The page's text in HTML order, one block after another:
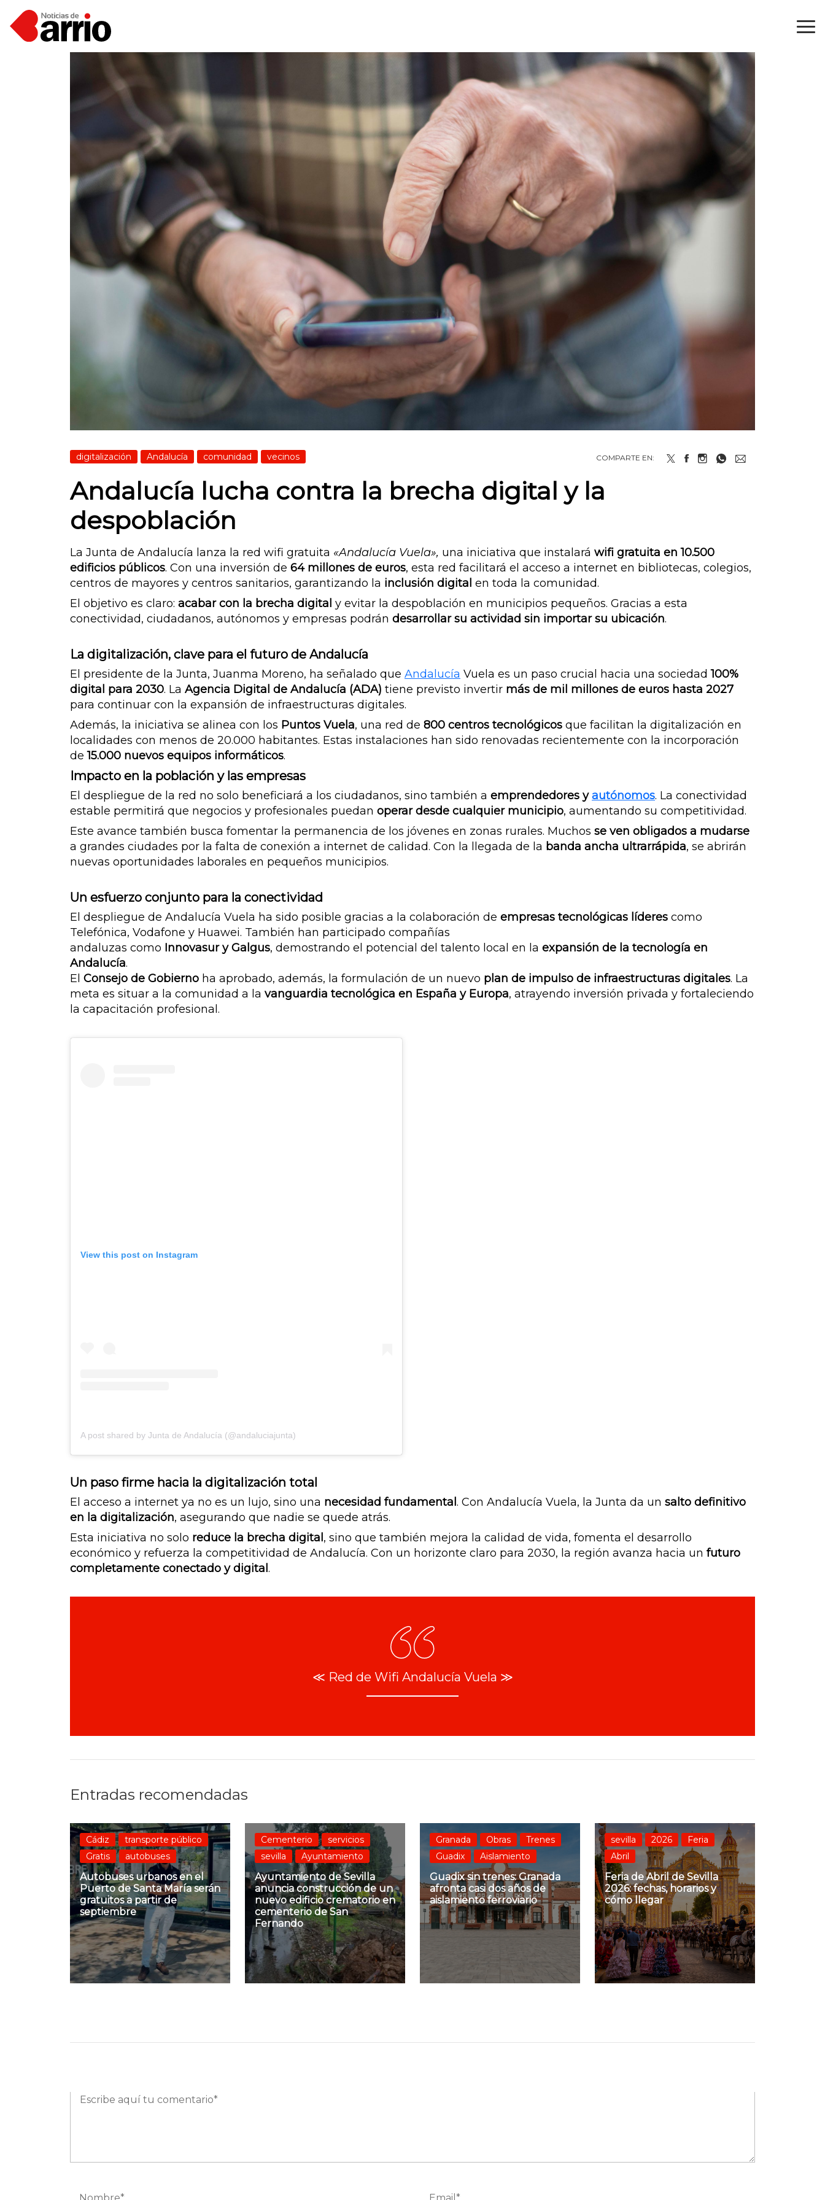
digitalización Andalucía comunidad vecinos COMPARTE EN:
Andalucía lucha contra la brecha digital y la
despoblación
La Junta de Andalucía lanza la red wifi gratuita «Andalucía Vuela», una iniciativa que instalará wifi gratuita en 10.500
edificios públicos. Con una inversión de 64 millones de euros, esta red facilitará el acceso a internet en bibliotecas, colegios,
centros de mayores y centros sanitarios, garantizando la inclusión digital en toda la comunidad.
El objetivo es claro: acabar con la brecha digital y evitar la despoblación en municipios pequeños. Gracias a esta
conectividad, ciudadanos, autónomos y empresas podrán desarrollar su actividad sin importar su ubicación.
La digitalización, clave para el futuro de Andalucía
El presidente de la Junta, Juanma Moreno, ha señalado que Andalucía Vuela es un paso crucial hacia una sociedad100%
digital para 2030. La Agencia Digital de Andalucía (ADA) tiene previsto invertir más de mil millones de euros hasta 2027
para continuar con la expansión de infraestructuras digitales.
Además, la iniciativa se alinea con los Puntos Vuela, una red de 800 centros tecnológicos que facilitan la digitalización en
localidades con menos de 20.000 habitantes. Estas instalaciones han sido renovadas recientemente con la incorporación
de15.000 nuevos equipos informáticos.
Impacto en la población y las empresas
El despliegue de la red no solo beneficiará a los ciudadanos, sino también a emprendedores yautónomos. La conectividad
estable permitirá que negocios y profesionales puedan operar desde cualquier municipio, aumentando su competitividad.
Este avance también busca fomentar la permanencia de los jóvenes en zonas rurales. Muchos se ven obligados a mudarse
a grandes ciudades por la falta de conexión a internet de calidad. Con la llegada de la banda ancha ultrarrápida, se abrirán
nuevas oportunidades laborales en pequeños municipios.
Un esfuerzo conjunto para la conectividad
El despliegue de Andalucía Vuela ha sido posible gracias a la colaboración de empresas tecnológicas líderes como
Telefónica, Vodafone y Huawei. También han participado compañías
andaluzas como Innovasur y Galgus, demostrando el potencial del talento local en la expansión de la tecnología en
Andalucía.
El Consejo de Gobierno ha aprobado, además, la formulación de un nuevo plan de impulso de infraestructuras digitales. La
meta es situar a la comunidad a la vanguardia tecnológica en España y Europa, atrayendo inversión privada y fortaleciendo
la capacitación profesional.
View this post on Instagram
A post shared by Junta de Andalucía (@andaluciajunta)
Un paso firme hacia la digitalización total
El acceso a internet ya no es un lujo, sino una necesidad fundamental . Con Andalucía Vuela, la Junta da un salto definitivo
en la digitalización, asegurando que nadie se quede atrás.
Esta iniciativa no solo reduce la brecha digital , sino que también mejora la calidad de vida, fomenta el desarrollo
económico y refuerza la competitividad de Andalucía. Con un horizonte claro para 2030, la región avanza hacia un futuro
completamente conectado y digital .
≪ Red de Wifi Andalucía Vuela ≫
Entradas recomendadas
Cádiz
transporte público
Gratis
autobuses
Autobuses urbanos en el
Puerto de Santa María serán
gratuitos a partir de
septiembre
Cementerio
servicios
sevilla
Ayuntamiento
Ayuntamiento de Sevilla
anuncia construcción de un
nuevo edificio crematorio en
cementerio de San
Fernando
Granada Obras
Trenes
Guadix
Aislamiento
Guadix sin trenes: Granada
afronta casi dos años de
aislamiento ferroviario
sevilla 2026
Feria
Abril
Feria de Abril de Sevilla
2026: fechas, horarios y
cómo llegar